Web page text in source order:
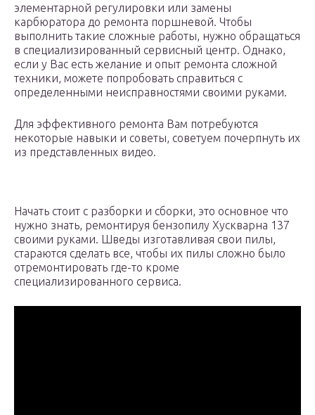
элементарной регулировки или замены
карбюратора до ремонта поршневой. Чтобы
выполнить такие сложные работы, нужно обращаться
в специализированный сервисный центр. Однако,
если у Вас есть желание и опыт ремонта сложной
техники, можете попробовать справиться с
определенными неисправностями своими руками.
Для эффективного ремонта Вам потребуются
некоторые навыки и советы, советуем почерпнуть их
из представленных видео.
Начать стоит с разборки и сборки, это основное что
нужно знать, ремонтируя бензопилу Хускварна 137
своими руками. Шведы изготавливая свои пилы,
стараются сделать все, чтобы их пилы сложно было
отремонтировать где-то кроме
специализированного сервиса.